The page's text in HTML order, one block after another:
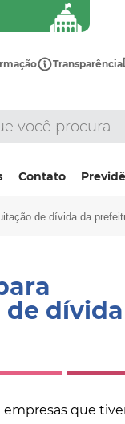
Transparência
Contato
de dívida da
dívida
empresas que